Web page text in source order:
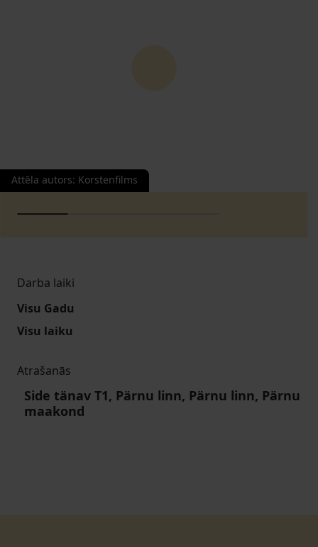
Attēla autors: Korstenfilms
Darba laiki
Visu Gadu
Visu laiku
Atrašanās
Side tänav T1, Pärnu linn, Pärnu linn, Pärnu
maakond